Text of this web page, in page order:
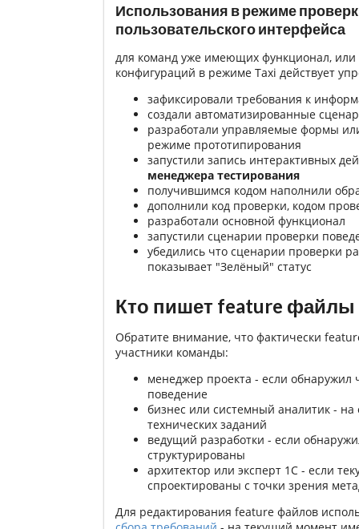
Использования в режиме
пользовательского интерфейса
для команд уже имеющих функционал, или
конфигураций в режиме Taxi действует
зафиксировали требования к
создали автоматизированные
разработали управляемые формы
режиме прототипирования
запустили запись интерактивных
менеджера тестирования
получившимся кодом наполнили
дополнили код проверки, кодом
разработали основной функционал
запустили сценарии проверки
убедились что сценарии проверки
показывает "Зелёный" статус
Кто пишет feature файлы
Обратите внимание, что фактически
участники команды:
менеджер проекта - если обнаружил
поведение
бизнес или системный аналитик -
технических заданий
ведущий разработки - если
структурированы
архитектор или эксперт 1С - если
спроектированы с точки зрения
Для редактирования feature файлов